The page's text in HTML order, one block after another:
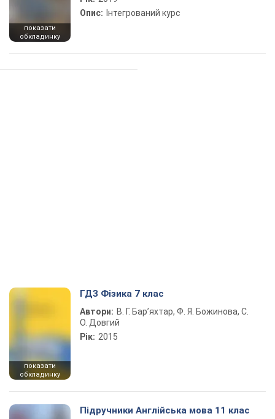
показати
обкладинку
Опис: Інтегрований курс
показати
обкладинку
ГДЗ Фізика 7 клас
Автори: В. Г. Бар’яхтар, Ф. Я. Божинова, С.
О. Довгий
Рік: 2015
Підручники Англійська мова 11 клас